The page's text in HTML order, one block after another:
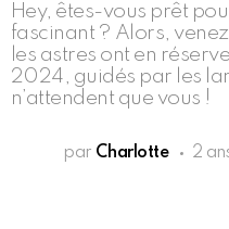
Hey, êtes-vous prêt
fascinant ? Alors,
les astres ont en
2024, guidés par les
n’attendent que vous !
par Charlotte 2